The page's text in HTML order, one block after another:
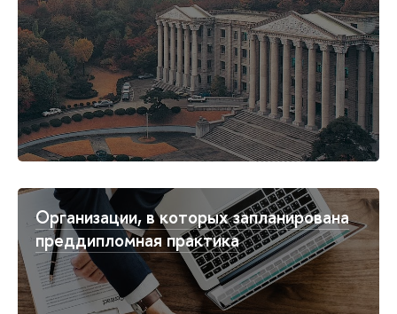
Организации, в которых запланирована
преддипломная практика